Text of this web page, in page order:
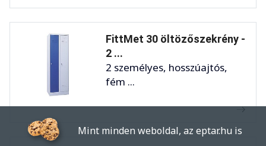
FittMet 30 öltözőszekrény -
2 ...
2 személyes, hosszúajtós,
fém ...
Mint minden weboldal, az eptar.hu is